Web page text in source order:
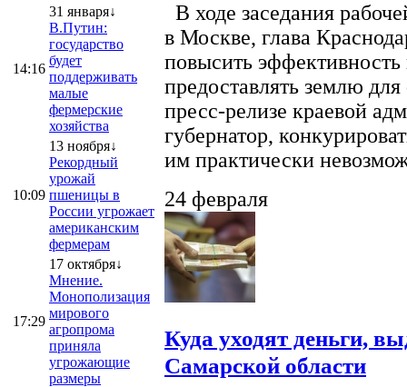
14:16
31 января↓
В.Путин:
государство
будет
поддерживать
малые
фермерские
хозяйства
10:09
13 ноября↓
Рекордный
урожай
пшеницы в
России угрожает
американским
фермерам
17:29
17 октября↓
Мнение.
Монополизация
мирового
агропрома
приняла
угрожающие
размеры
В ходе заседания
в Москве, глава
повысить эффективность
предоставлять землю
пресс-релизе краевой
губернатор,
им практически
24 февраля
Куда уходят деньги,
Самарской области